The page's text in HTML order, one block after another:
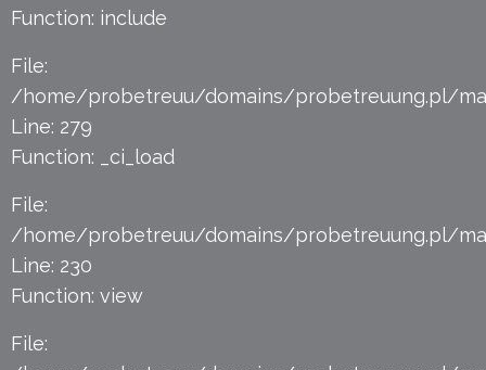
Function: include
File:
/home/probetreuu/domains/probetreuung.pl/
Line: 279
Function: _ci_load
File:
/home/probetreuu/domains/probetreuung.pl/
Line: 230
Function: view
File: